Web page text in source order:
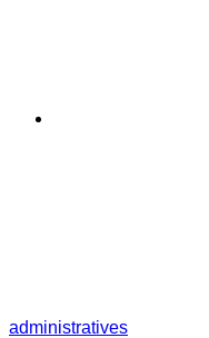
administratives